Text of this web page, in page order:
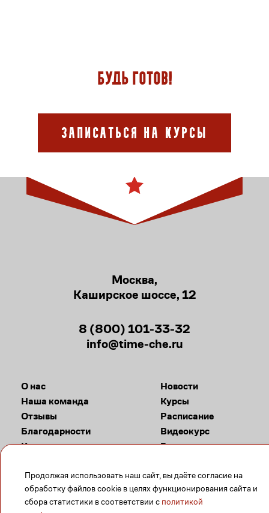
Будь готов!
Записаться на курсы
О нас
Наша команда
Отзывы
Благодарности
Контакты
Новости
Курсы
Расписание
Видеокурс
Галерея
Москва,
Каширское шоссе, 12
8 (800) 101-33-32
info@time-che.ru
Продолжая использовать наш сайт, вы даёте согласие на
обработку файлов cookie в целях функционирования сайта и
сбора статистики в соответствии с политикой